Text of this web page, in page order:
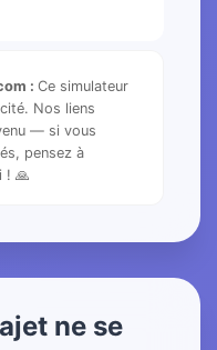
: Ce simulateur
Nos liens
— si vous
pensez à
! 🙏
ne se